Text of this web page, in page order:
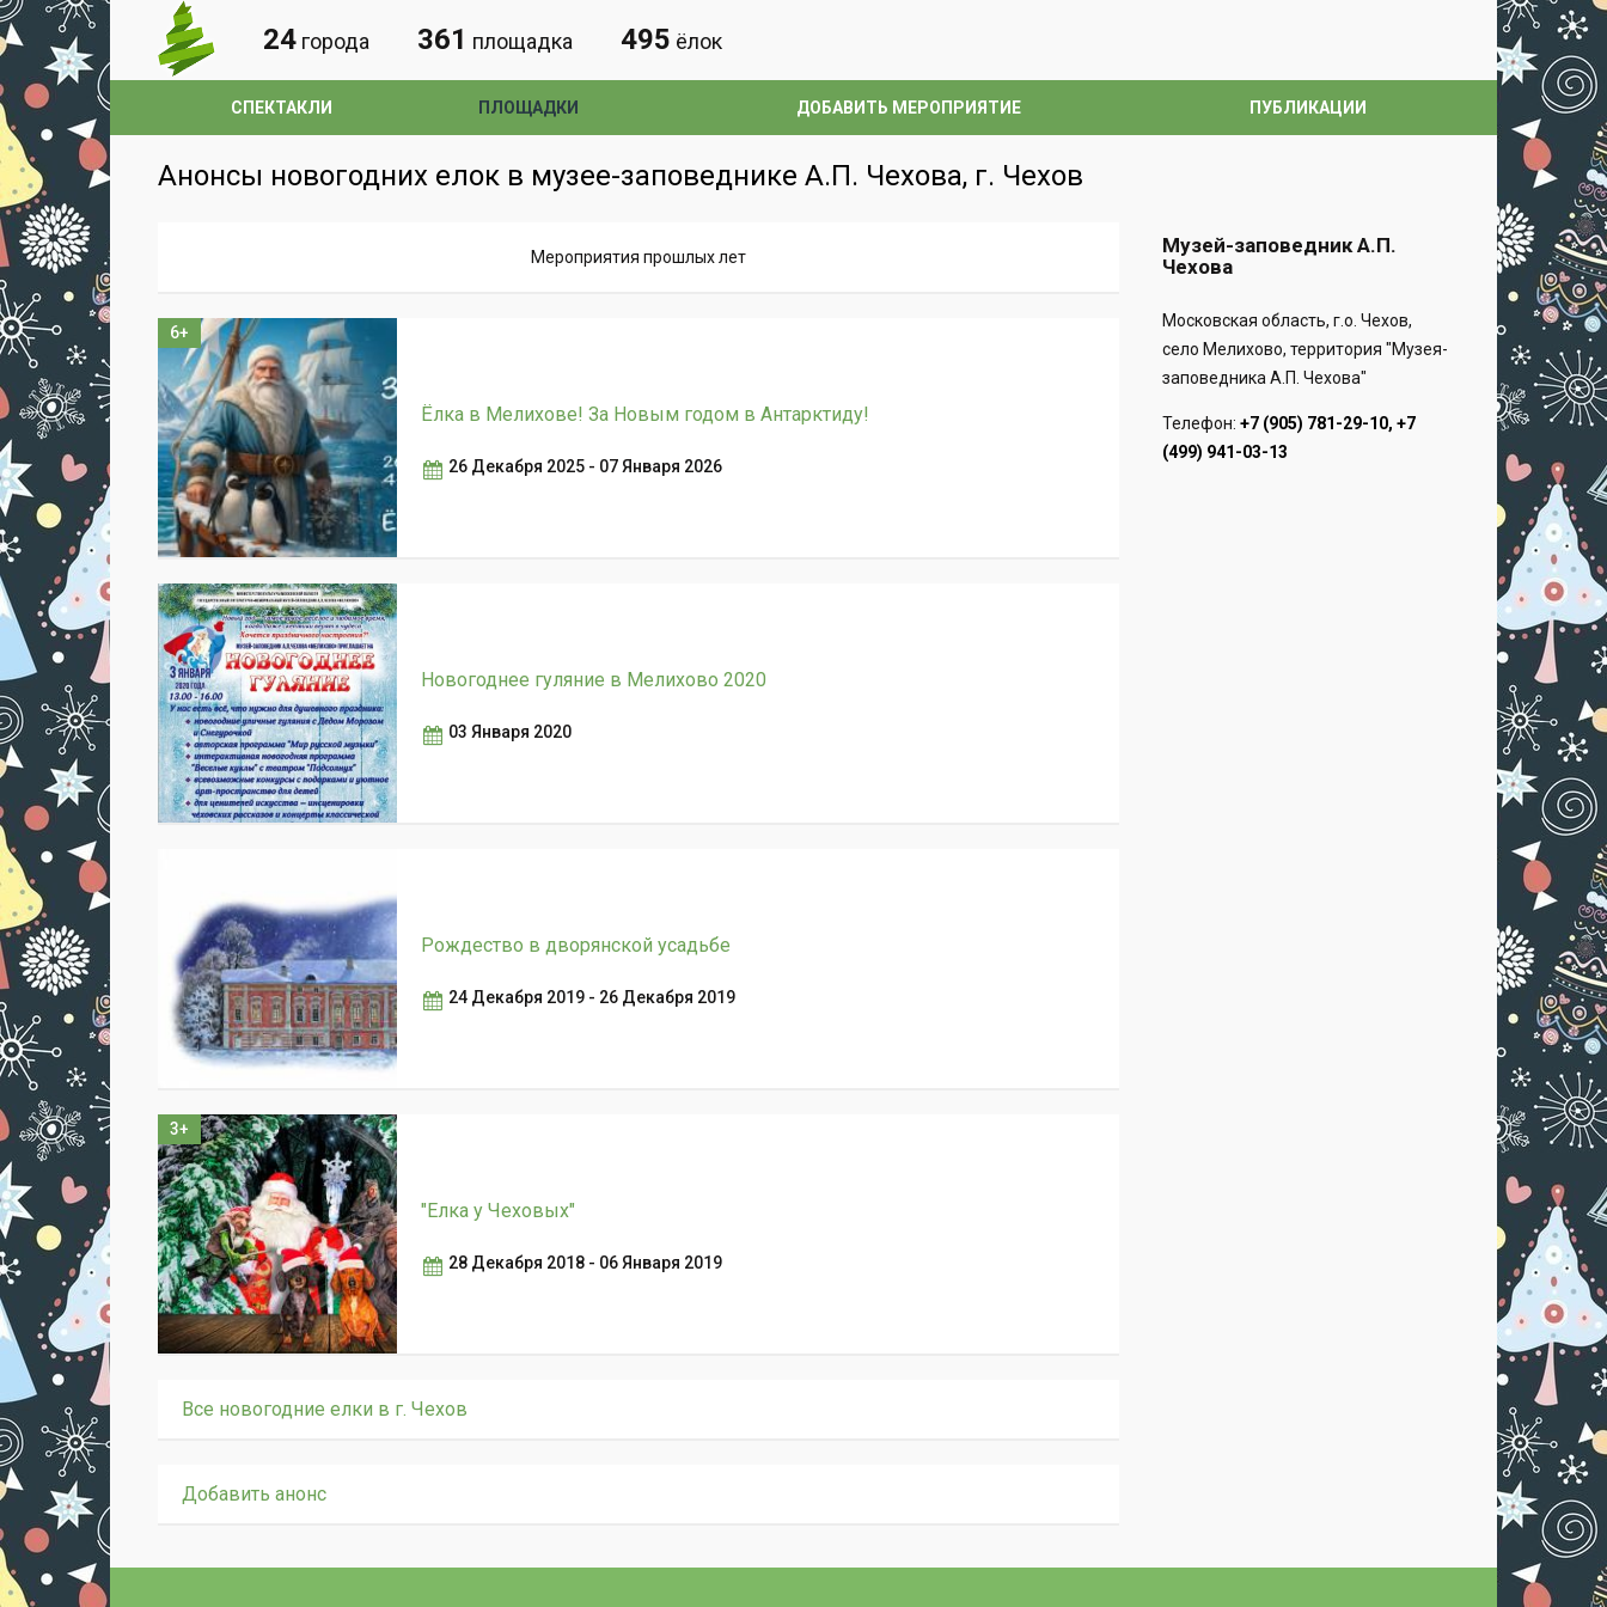
24 города 361 площадка 495 ёлок
СПЕКТАКЛИ ПЛОЩАДКИ ДОБАВИТЬ МЕРОПРИЯТИЕ ПУБЛИКАЦИИ
Анонсы новогодних елок в музее-заповеднике А.П. Чехова, г. Чехов
Мероприятия прошлых лет
6+
Ёлка в Мелихове! За Новым годом в Антарктиду!
26 Декабря 2025 - 07 Января 2026
Новогоднее гуляние в Мелихово 2020
03 Января 2020
Рождество в дворянской усадьбе
24 Декабря 2019 - 26 Декабря 2019
3+
"Елка у Чеховых"
28 Декабря 2018 - 06 Января 2019
Все новогодние елки в г. Чехов
Добавить анонс
Музей-заповедник А.П.
Чехова
Московская область, г.о. Чехов,
село Мелихово, территория "Музея-
заповедника А.П. Чехова"
Телефон: +7 (905) 781-29-10, +7
(499) 941-03-13